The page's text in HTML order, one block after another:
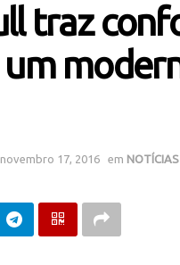
traz
um
novembro 17, 2016 em NOTÍCIAS